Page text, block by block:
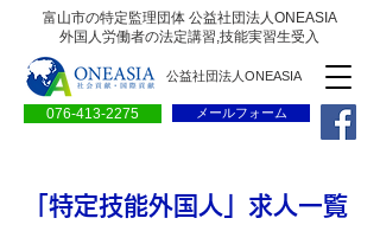
富山市の特定監理団体 公益社団法人ONEASIA
外国人労働者の法定講習,技能実習生受入
076-413-2275
公益社団法人ONEASIA
メールフォーム
「特定技能外国人」求人一覧